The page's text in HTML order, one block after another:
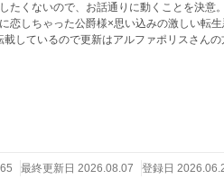
くないので、お話通りに動くことを決意。
恋しちゃった公爵様×思い込みの激しい転
最終更新日 2026.08.07 登録日